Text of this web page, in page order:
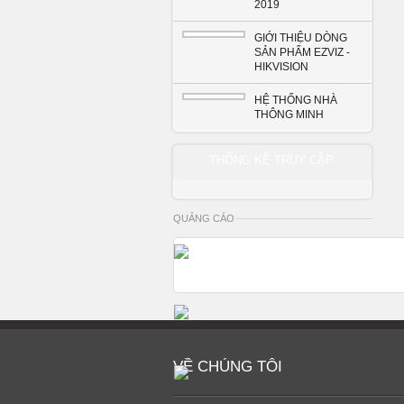
2019
GIỚI THIỆU DÒNG
SẢN PHẨM EZVIZ -
HIKVISION
HỆ THỐNG NHÀ
THÔNG MINH
QUẢNG CÁO
VỀ CHÚNG TÔI